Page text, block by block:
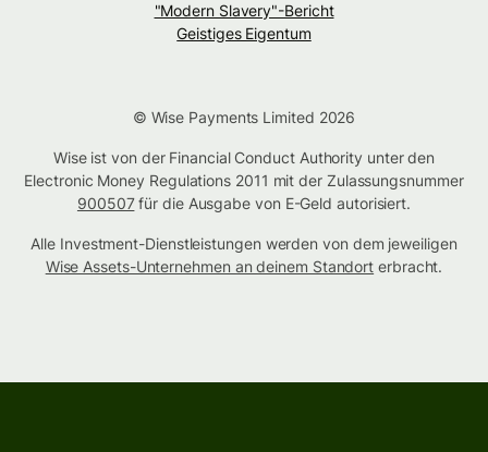
"Modern Slavery"-Bericht
Geistiges Eigentum
© Wise Payments Limited 2026
Wise ist von der Financial Conduct Authority unter den
Electronic Money Regulations 2011 mit der Zulassungsnummer
900507für die Ausgabe von E-Geld autorisiert.
Alle Investment-Dienstleistungen werden von dem jeweiligen
Wise Assets-Unternehmen an deinem Standort erbracht.